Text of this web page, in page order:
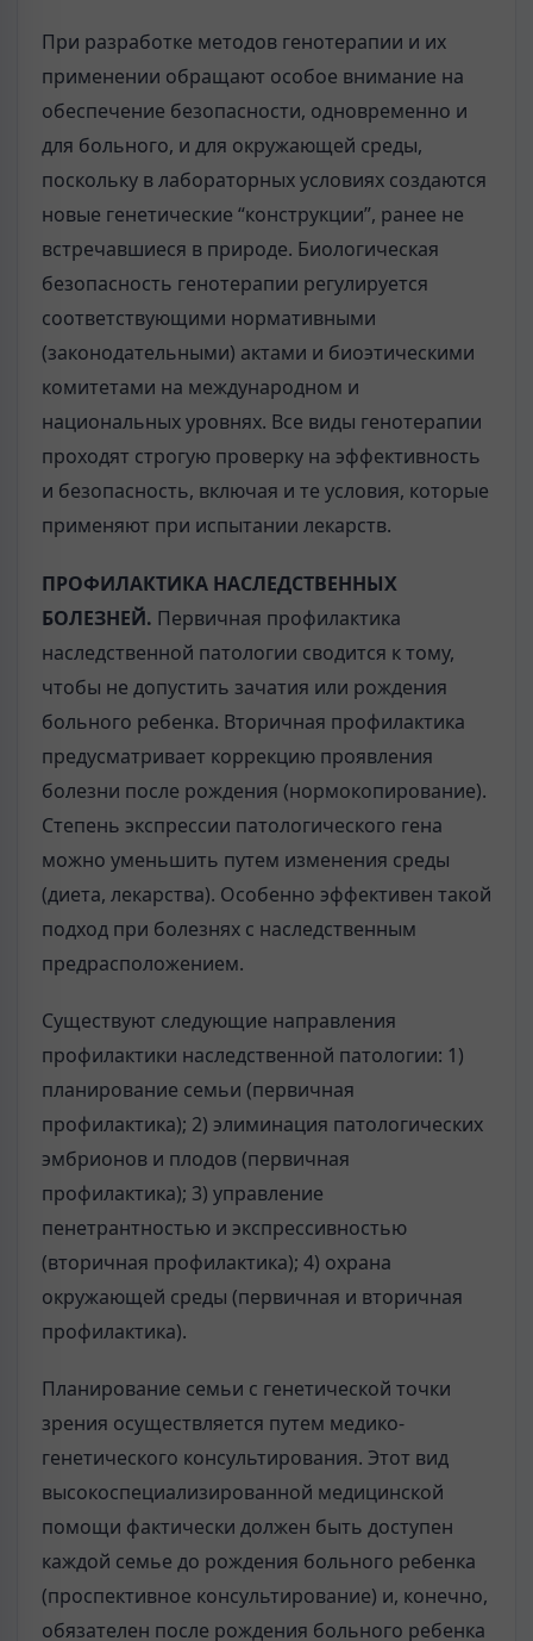
При разработке методов генотерапии и их
применении обращают особое внимание на
обеспечение безопасности, одновременно и
для больного, и для окружающей среды,
поскольку в лабораторных условиях создаются
новые генетические “конструкции”, ранее не
встречавшиеся в природе. Биологическая
безопасность генотерапии регулируется
соответствующими нормативными
(законодательными) актами и биоэтическими
комитетами на международном и
национальных уровнях. Все виды генотерапии
проходят строгую проверку на эффективность
и безопасность, включая и те условия, которые
применяют при испытании лекарств.
ПРОФИЛАКТИКА НАСЛЕДСТВЕННЫХ
БОЛЕЗНЕЙ. Первичная профилактика
наследственной патологии сводится к тому,
чтобы не допустить зачатия или рождения
больного ребенка. Вторичная профилактика
предусматривает коррекцию проявления
болезни после рождения (нормокопирование).
Степень экспрессии патологического гена
можно уменьшить путем изменения среды
(диета, лекарства). Особенно эффективен такой
подход при болезнях с наследственным
предрасположением.
Существуют следующие направления
профилактики наследственной патологии: 1)
планирование семьи (первичная
профилактика); 2) элиминация патологических
эмбрионов и плодов (первичная
профилактика); 3) управление
пенетрантностью и экспрессивностью
(вторичная профилактика); 4) охрана
окружающей среды (первичная и вторичная
профилактика).
Планирование семьи с генетической точки
зрения осуществляется путем медико-
генетического консультирования. Этот вид
высокоспециализированной медицинской
помощи фактически должен быть доступен
каждой семье до рождения больного ребенка
(проспективное консультирование) и, конечно,
обязателен после рождения больного ребенка